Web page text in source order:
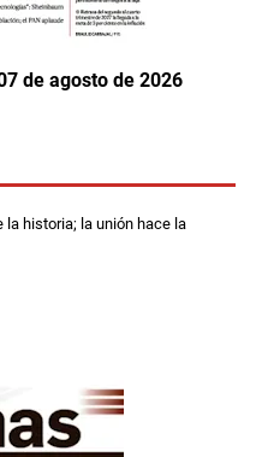
de agosto de 2026
la historia; la unión hace la